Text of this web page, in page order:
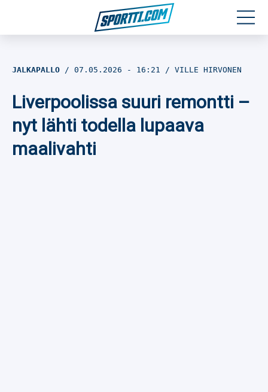
Jalkapallo
Yleisurheilu
JALKAPALLO 07.05.2026 - 16:21 VILLE HIRVONEN
Liverpoolissa suuri remontti –
nyt lähti todella lupaava
maalivahti